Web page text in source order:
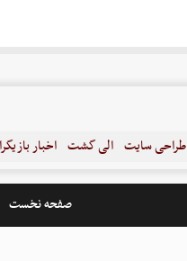
طراحی سایت الی گشت اخبار
صفحه نخست